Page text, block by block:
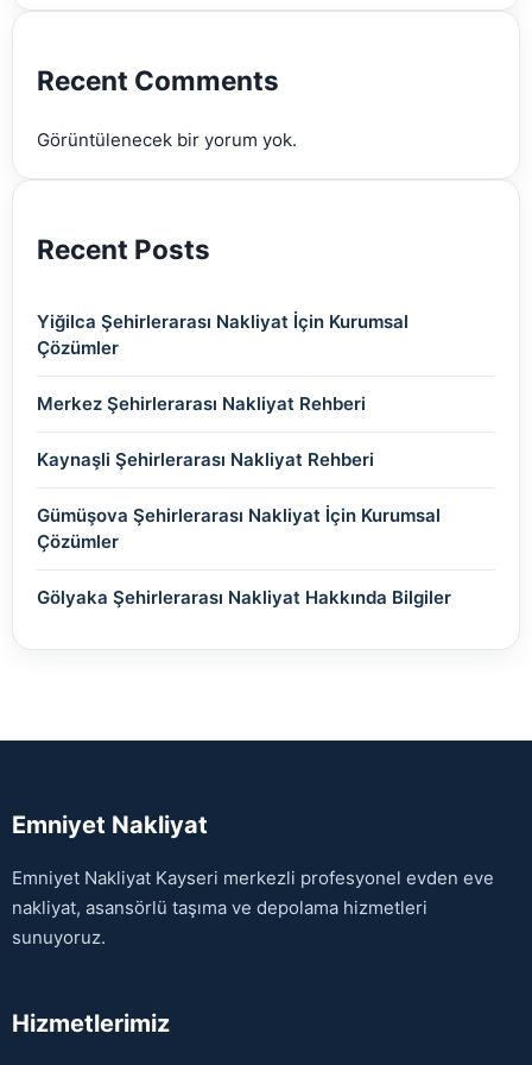
(2)(2)
(2)
Recent Comments
Görüntülenecek bir yorum yok.
Recent Posts
Yiğilca Şehirlerarası Nakliyat İçin Kurumsal
Çözümler
Merkez Şehirlerarası Nakliyat Rehberi
Kaynaşli Şehirlerarası Nakliyat Rehberi
Gümüşova Şehirlerarası Nakliyat İçin Kurumsal
Çözümler
Gölyaka Şehirlerarası Nakliyat Hakkında Bilgiler
Emniyet Nakliyat
Emniyet Nakliyat Kayseri merkezli profesyonel evden eve
nakliyat, asansörlü taşıma ve depolama hizmetleri
sunuyoruz.
Hizmetlerimiz